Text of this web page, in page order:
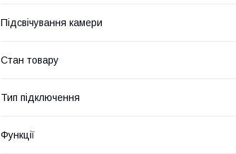
Підсвічування камери
Стан товару
Тип підключення
Функції